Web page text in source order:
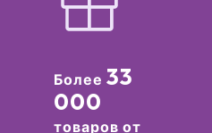
Более 33
000
товаров от